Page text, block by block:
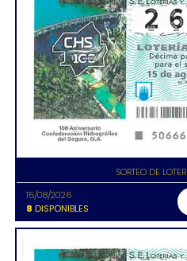
SORTEO DE
15/08/2026
8 DISPONIBLES